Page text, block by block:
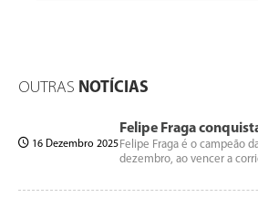
OUTRAS NOTÍCIAS
16 Dezembro 2025
Felipe Fraga
Felipe Fraga é o campeão
dezembro, ao vencer a